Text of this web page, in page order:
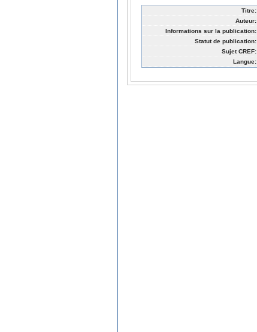
Titre:
Auteur:
Informations sur la publication:
Statut de publication:
Sujet CREF:
Langue: